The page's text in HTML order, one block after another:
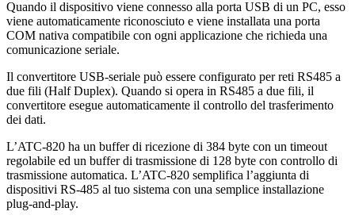
Quando il dispositivo viene connesso alla porta USB di un PC, esso
viene automaticamente riconosciuto e viene installata una porta
COM nativa compatibile con ogni applicazione che richieda una
comunicazione seriale.
Il convertitore USB-seriale può essere configurato per reti RS485 a
due fili (Half Duplex). Quando si opera in RS485 a due fili, il
convertitore esegue automaticamente il controllo del trasferimento
dei dati.
L’ATC-820 ha un buffer di ricezione di 384 byte con un timeout
regolabile ed un buffer di trasmissione di 128 byte con controllo di
trasmissione automatica. L’ATC-820 semplifica l’aggiunta di
dispositivi RS-485 al tuo sistema con una semplice installazione
plug-and-play.